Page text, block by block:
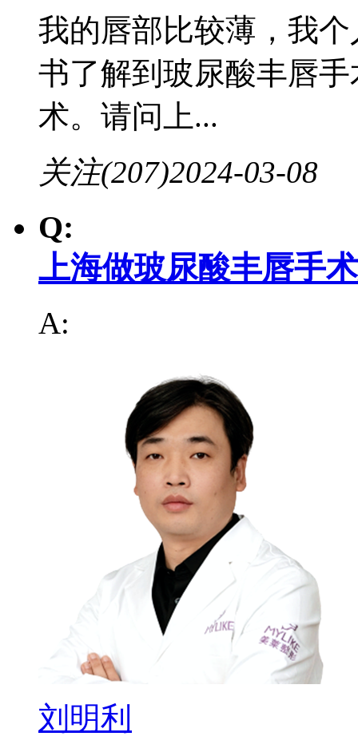
我的唇部比较薄，我
书了解到玻尿酸丰唇
术。请问上...
关注(207)2024-03-08
Q:
上海做玻尿酸丰唇手
A:
刘明利